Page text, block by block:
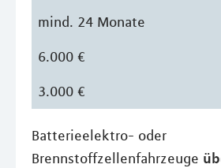
mind. 24 Monate
6.000 €
3.000 €
Batterieelektro- oder
Brennstoffzellenfahrzeuge